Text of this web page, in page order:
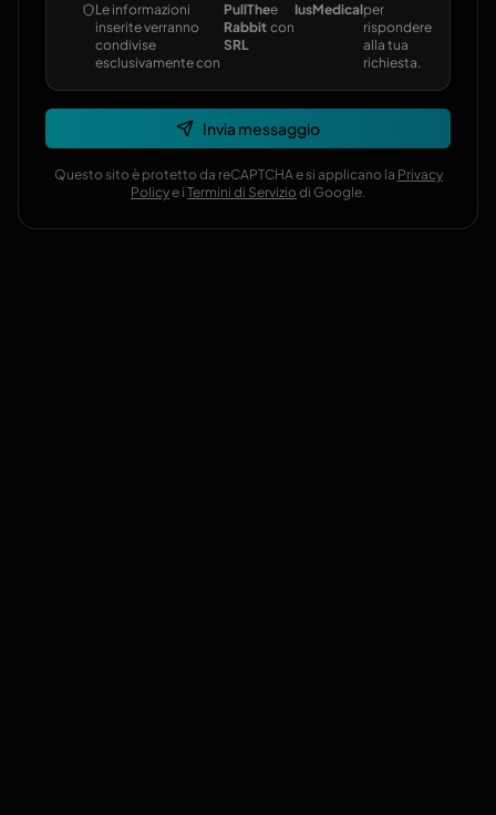
Le informazioni
inserite verranno
condivise
esclusivamente con
PullThe
Rabbit
SRL
e
con
IusMedicalper
rispondere
alla tua
richiesta.
Invia messaggio
Questo sito è protetto da reCAPTCHA e si applicano la Privacy
Policye i Termini di Servizio di Google.